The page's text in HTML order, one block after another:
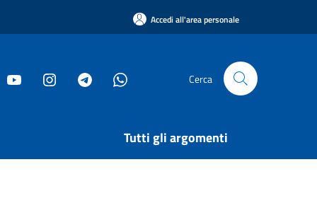
Accedi all'area personale
Cerca
Tutti gli argomenti